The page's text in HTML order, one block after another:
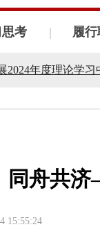
考 履
常委会议召开
2024年度理论学
全省组织建设工作
舟共
15:55:24